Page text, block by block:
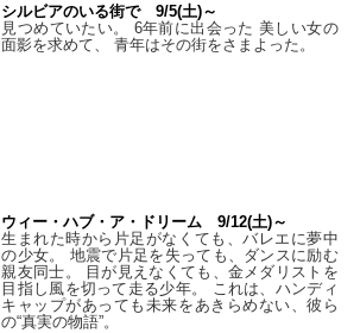
シルビアのいる街で 9/5(土)～
見つめていたい。 6年前に出会った 美しい女の
面影を求めて、 青年はその街をさまよった。
ウィー・ハブ・ア・ドリーム 9/12(土)～
生まれた時から片足がなくても、バレエに夢中
の少女。 地震で片足を失っても、ダンスに励む
親友同士。 目が見えなくても、金メダリストを
目指し風を切って走る少年。 これは、ハンディ
キャップがあっても未来をあきらめない、彼ら
の“真実の物語”。